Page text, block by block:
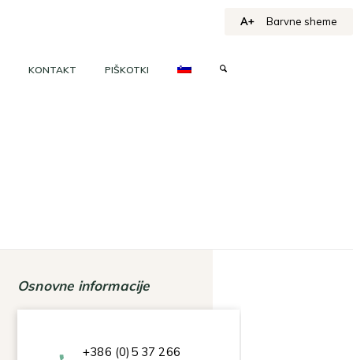
KONTAKT PIŠKOTKI
A+ Barvne sheme
Osnovne informacije
+386 (0)5 37 266